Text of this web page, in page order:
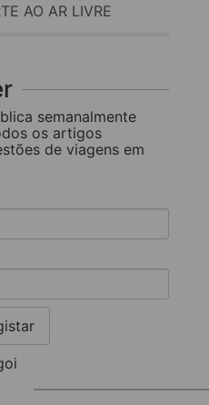
AO AR LIVRE
semanalmente
os artigos
de viagens em